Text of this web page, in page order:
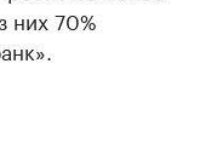
них 70%